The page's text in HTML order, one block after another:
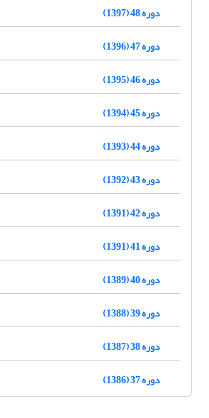
دوره 48 (1397)
دوره 47 (1396)
دوره 46 (1395)
دوره 45 (1394)
دوره 44 (1393)
دوره 43 (1392)
دوره 42 (1391)
دوره 41 (1391)
دوره 40 (1389)
دوره 39 (1388)
دوره 38 (1387)
دوره 37 (1386)